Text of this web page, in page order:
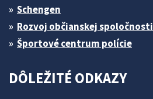
Schengen
Rozvoj občianskej spoločnosti
Športové centrum polície
DÔLEŽITÉ ODKAZY